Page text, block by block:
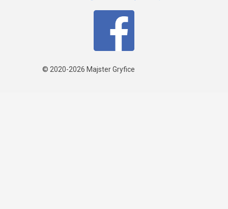
© 2020-2026 Majster Gryfice